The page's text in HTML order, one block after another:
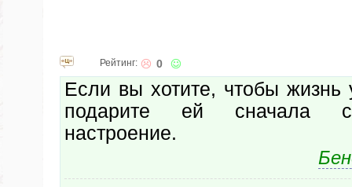
Рейтинг: 0
Если вы хотите, чтобы жизнь
подарите ей сначала
настроение.